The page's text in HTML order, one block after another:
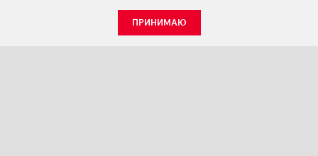
ПРИНИМАЮ